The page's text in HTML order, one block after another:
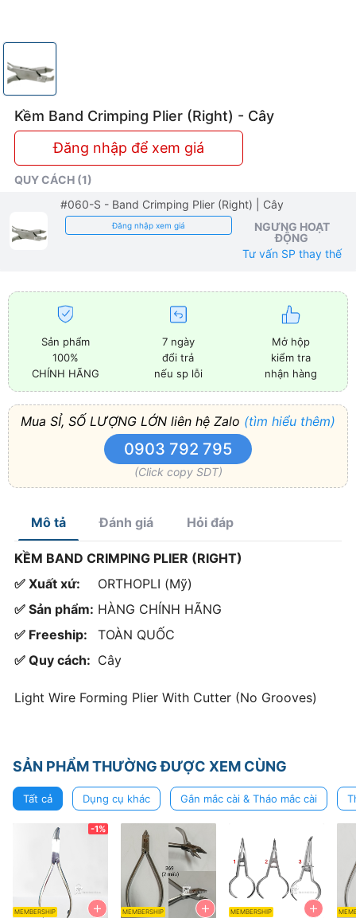
Kềm Band Crimping Plier (Right) - Cây
Đăng nhập để xem giá
QUY CÁCH (1)
#060-S - Band Crimping Plier (Right)
| Cây
Đăng nhập xem giá
NGƯNG HOẠT
ĐỘNG
Tư vấn SP thay thế
Sản phẩm
100%
CHÍNH HÃNG
7 ngày
đổi trả
nếu sp lỗi
Mở hộp
kiểm tra
nhận hàng
Mua SỈ, SỐ LƯỢNG LỚN liên hệ Zalo (tìm hiểu thêm)
0903 792 795
(Click copy SDT)
Mô tả Đánh giá Hỏi đáp
KỀM BAND CRIMPING PLIER (RIGHT)
✅ Xuất xứ:
ORTHOPLI (Mỹ)
✅ Sản phẩm: HÀNG CHÍNH HÃNG
✅ Freeship:
TOÀN QUỐC
✅ Quy cách: Cây
Light Wire Forming Plier With Cutter (No Grooves)
SẢN PHẨM THƯỜNG ĐƯỢC XEM CÙNG
Tất cả Dụng cụ khác Gắn mắc cài & Tháo mắc cài
+
-1%
MEMBERSHIP +
MEMBERSHIP +
MEMBERSHIP